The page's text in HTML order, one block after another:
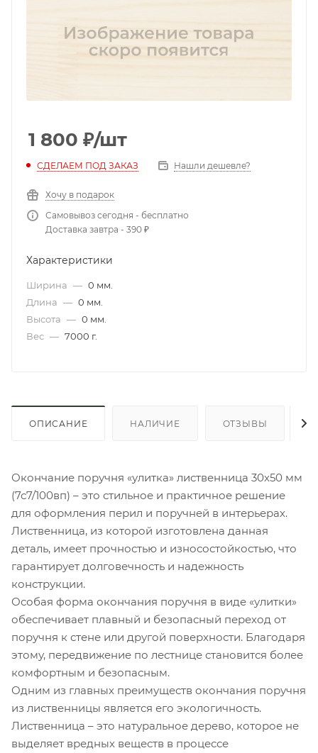
1 800 ₽/шт
СДЕЛАЕМ ПОД ЗАКАЗ Нашли дешевле?
Хочу в подарок
Самовывоз сегодня - бесплатно
Доставка завтра - 390 ₽
Характеристики
Ширина — 0 мм.
Длина — 0 мм.
Высота — 0 мм.
Вес — 7000 г.
ОПИСАНИЕ НАЛИЧИЕ ОТЗЫВЫ
Окончание поручня «улитка» лиственница 30х50 мм
(7с7/100вп) – это стильное и практичное решение
для оформления перил и поручней в интерьерах.
Лиственница, из которой изготовлена данная
деталь, имеет прочностью и износостойкостью, что
гарантирует долговечность и надежность
конструкции.
Особая форма окончания поручня в виде «улитки»
обеспечивает плавный и безопасный переход от
поручня к стене или другой поверхности. Благодаря
этому, передвижение по лестнице становится более
комфортным и безопасным.
Одним из главных преимуществ окончания поручня
из лиственницы является его экологичность.
Лиственница – это натуральное дерево, которое не
выделяет вредных веществ в процессе